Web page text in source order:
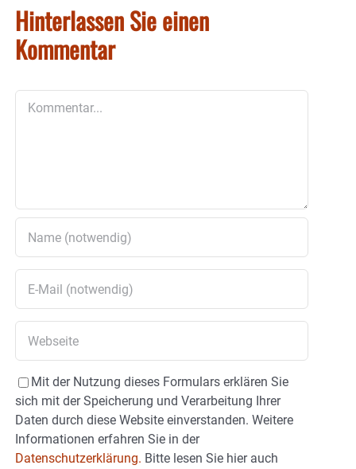
Hinterlassen Sie einen
Kommentar
Mit der Nutzung dieses Formulars erklären Sie
sich mit der Speicherung und Verarbeitung Ihrer
Daten durch diese Website einverstanden. Weitere
Informationen erfahren Sie in der
Datenschutzerklärung. Bitte lesen Sie hier auch